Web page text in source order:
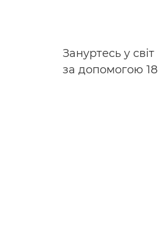
Зануртесь у
за допомогою